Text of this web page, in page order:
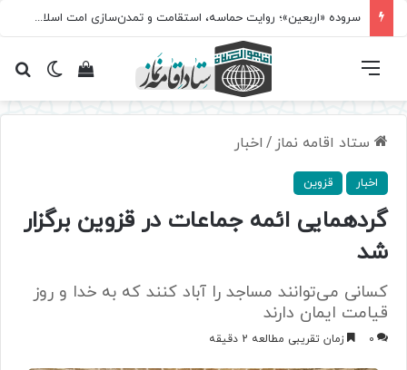
سروده‌ «اربعین»؛ روایت حماسه، استقامت و تمدن‌سازی امت اسلامی
تغییرمشاهده فهرست
ستاد اقامه نماز / اخبار
اخبار قزوین
گردهمایی ائمه جماعات در قزوین برگزار
شد
کسانی می‌توانند مساجد را آباد کنند که به خدا و روز
قیامت ایمان دارند
0 زمان تقریبی مطالعه 2 دقیقه